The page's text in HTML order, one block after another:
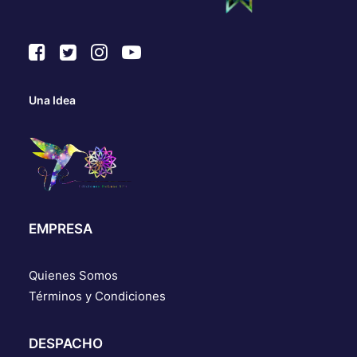
Una Idea
EMPRESA
Quienes Somos
Términos y Condiciones
DESPACHO